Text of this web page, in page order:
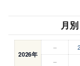
月
2026年
–
–